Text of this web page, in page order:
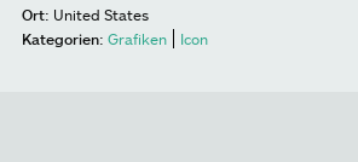
Ort: United States
Kategorien: Grafiken Icon